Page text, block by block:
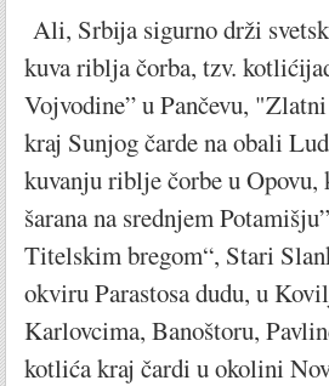
Ali, Srbija sigurno drži
kuva riblja čorba, tzv.
Vojvodine” u Pančevu,
kraj Sunjog čarde na obali
kuvanju riblje čorbe u Opovu,
šarana na srednjem
Titelskim bregom“, Stari
okviru Parastosa dudu, u
Karlovcima, Banoštoru,
kotlića kraj čardi u okolini